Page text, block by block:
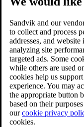
Sandvik and our
to collect and process
addresses, and
analyzing site
targeted ads. Some
while others are used
cookies help us
experience. You may
the appropriate button
based on their
ourcookie privacy
cookies.